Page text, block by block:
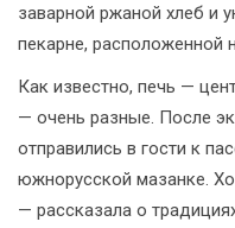
заварной ржаной хлеб и
пекарне, расположенной
Как известно, печь —
— очень разные. После
отправились в гости к
южнорусской мазанке.
— рассказала о